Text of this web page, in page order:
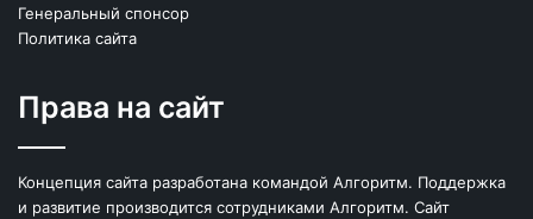
Генеральный спонсор
Политика сайта
Права на сайт
Концепция сайта разработана командой Алгоритм. Поддержка
и развитие производится сотрудниками Алгоритм. Сайт